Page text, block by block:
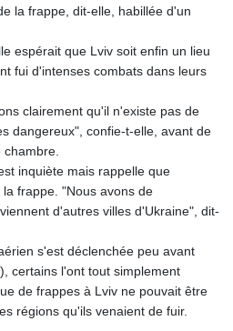
la frappe, dit-elle, habillée d'un
espérait que Lviv soit enfin un lieu
fui d'intenses combats dans leurs
clairement qu'il n'existe pas de
dangereux", confie-t-elle, avant de
chambre.
inquiète mais rappelle que
frappe. "Nous avons de
d'autres villes d'Ukraine", dit-
s'est déclenchée peu avant
certains l'ont tout simplement
de frappes à Lviv ne pouvait être
régions qu'ils venaient de fuir.